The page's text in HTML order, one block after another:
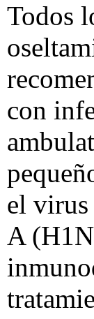
Todos
con
el virus
A